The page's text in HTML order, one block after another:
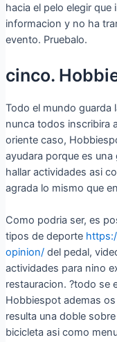
hacia el pelo elegir que
informacion y no ha
evento. Pruebalo.
cinco.
Todo el mundo guarda
nunca todos inscribira
oriente caso,
ayudara porque es
hallar actividades asi­
agrada lo mismo que
Como podri­a ser, es
tipos de deporte
opinion/del pedal,
actividades para nino
restauracion. ?todo se
Hobbiespot ademas
resulta una doble
bicicleta asi­ como